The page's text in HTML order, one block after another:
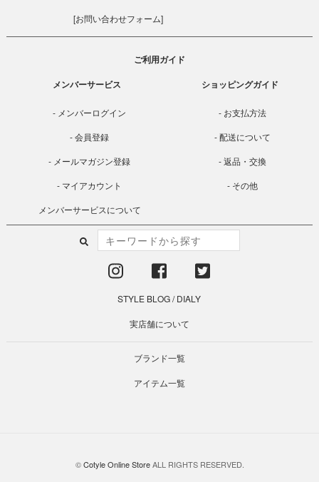
[お問い合わせフォーム]
ご利用ガイド
メンバーサービス
メンバーログイン
会員登録
メールマガジン登録
マイアカウント
メンバーサービスについて
ショッピングガイド
お支払方法
配送について
返品・交換
その他
STYLE BLOG/DIALY
実店舗について
ブランド一覧
アイテム一覧
©Cotyle Online StoreALL RIGHTS RESERVED.